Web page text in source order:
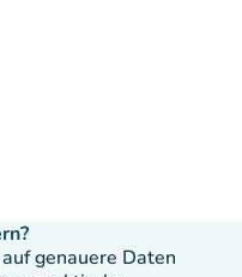
genauere Daten